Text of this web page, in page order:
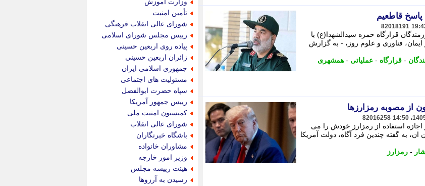
قاطعیم
82018191
قرارگاه حمزه سیدالشهدا(ع) با
فناوری و علوم روز، - به گزارش
- قرارگاه - عملیاتی - همشهری
از مصوبه رمزارزها
82016258
اجازه استفاده از رمزارز خودش را می
به گفته چندین فرد آگاه، دولت آمریکا
- رمزارز
تأمین امنیت
شورای عالی انقلاب فرهنگی
رییس مجلس شورای اسلامی
پیاده روی اربعین حسینی
زائران اربعین حسینی
جمهوری اسلامی ایران
مسئولیت های اجتماعی
سپاه حضرت ابوالفضل
رییس جمهور آمریکا
کمیسیون امنیت ملی
شورای عالی انقلاب
باشگاه خبرنگاران
مشاوران خانواده
وزیر امور خارجه
هیئت رییسه مجلس
رسیدن به آرزوها